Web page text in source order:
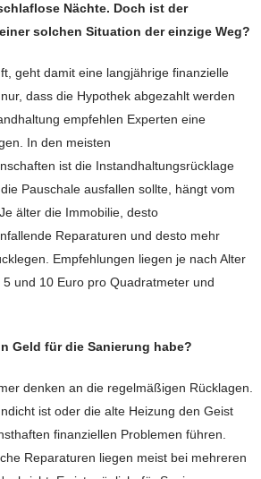
Nächte. Doch ist der
solchen Situation der einzige Weg?
geht damit eine langjährige finanzielle
dass die Hypothek abgezahlt werden
empfehlen Experten eine
In den meisten
ist die Instandhaltungsrücklage
Pauschale ausfallen sollte, hängt vom
älter die Immobilie, desto
Reparaturen und desto mehr
Empfehlungen liegen je nach Alter
und 10 Euro pro Quadratmeter und
Geld für die Sanierung habe?
denken an die regelmäßigen Rücklagen.
ist oder die alte Heizung den Geist
finanziellen Problemen führen.
Reparaturen liegen meist bei mehreren